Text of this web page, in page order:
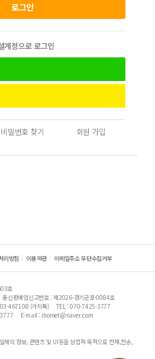
계정으로 로그인
비밀번호 찾기 회원 가입
리방침 이용약관 이메일주소 무단수집거부
호
통신판매업신고번호 : 제2026-경기군포-0084호
467108 (가치톡)
TEL : 070-7425-3777
E-mail : ihomet@naver.com
체의 정보, 콘텐츠 및 UI등을 상업적 목적으로 전재,전송,